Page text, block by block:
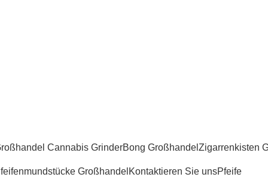
Cannabis GrinderBong Großhandel Zigarrenkisten
Großhandel Kontaktieren Sie unsPfeife